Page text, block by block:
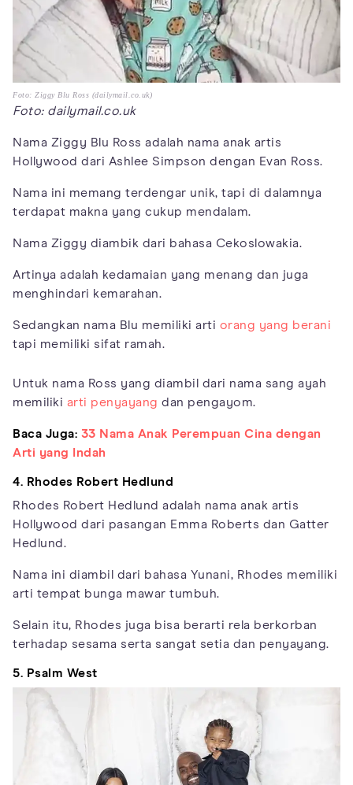
Foto: Ziggy Blu Ross (dailymail.co.uk)
Foto: dailymail.co.uk
Nama Ziggy Blu Ross adalah nama anak artis
Hollywood dari Ashlee Simpson dengan Evan Ross.
Nama ini memang terdengar unik, tapi di dalamnya
terdapat makna yang cukup mendalam.
Nama Ziggy diambik dari bahasa Cekoslowakia.
Artinya adalah kedamaian yang menang dan juga
menghindari kemarahan.
Sedangkan nama Blu memiliki arti orang yang berani
tapi memiliki sifat ramah.
Untuk nama Ross yang diambil dari nama sang ayah
memiliki arti penyayang dan pengayom.
Baca Juga: 33 Nama Anak Perempuan Cina dengan
Arti yang Indah
4. Rhodes Robert Hedlund
Rhodes Robert Hedlund adalah nama anak artis
Hollywood dari pasangan Emma Roberts dan Gatter
Hedlund.
Nama ini diambil dari bahasa Yunani, Rhodes memiliki
arti tempat bunga mawar tumbuh.
Selain itu, Rhodes juga bisa berarti rela berkorban
terhadap sesama serta sangat setia dan penyayang.
5. Psalm West